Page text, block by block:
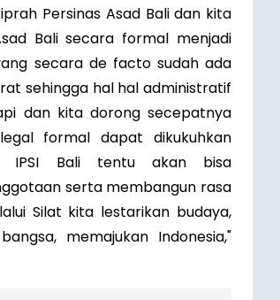
Persinas Asad Bali dan kita
Bali secara formal menjadi
secara de facto sudah ada
sehingga hal hal administratif
dan kita dorong secepatnya
formal dapat dikukuhkan
IPSI Bali tentu akan bisa
serta membangun rasa
Silat kita lestarikan budaya,
memajukan Indonesia,"